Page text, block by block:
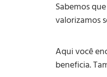
Sabemos
valorizamos
Aqui você
beneficia.